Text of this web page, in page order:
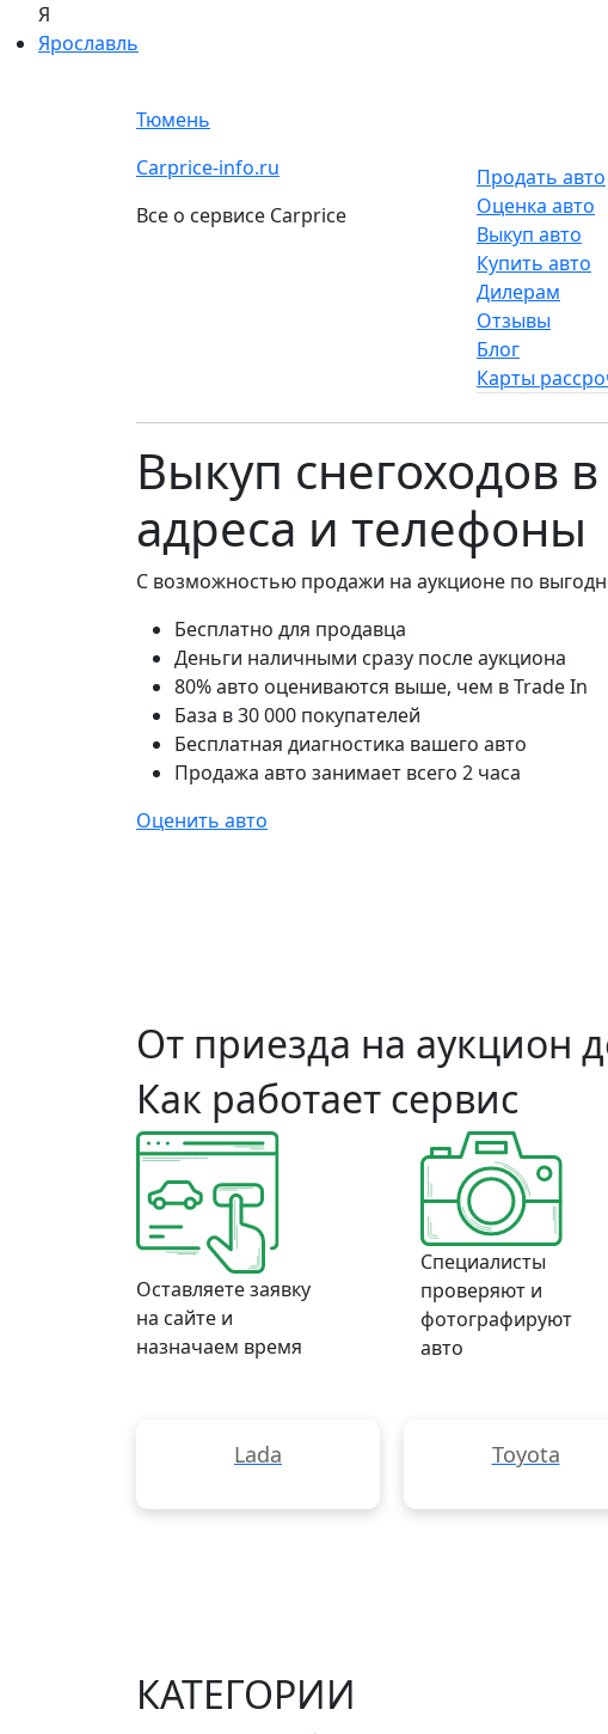
Я
Ярославль
Тюмень
Carprice-info.ru
Все о сервисе Carprice
Продать авто
Оценка авто
Выкуп авто
Купить авто
Дилерам
Отзывы
Блог
Карты
Выкуп снегоходов
адреса и телефоны
С возможностью продажи на аукционе по
Бесплатно для продавца
Деньги наличными сразу после аукциона
80% авто оцениваются выше, чем в Trade In
База в 30 000 покупателей
Бесплатная диагностика вашего авто
Продажа авто занимает всего 2 часа
Оценить авто
От приезда на аукцион
Как работает сервис
Оставляете заявку
на сайте и
назначаем время
Специалисты
проверяют и
фотографируют
авто
Lada Toyota
КАТЕГОРИИ